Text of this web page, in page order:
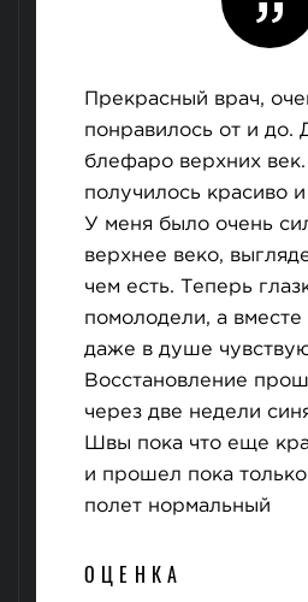
Прекрасный врач,
понравилось от и до.
блефаро верхних
получилось красиво
У меня было очень
верхнее веко,
чем есть. Теперь
помолодели, а вместе
даже в душе
Восстановление
через две недели
Швы пока что еще
и прошел пока
полет нормальный
ОЦЕНКА